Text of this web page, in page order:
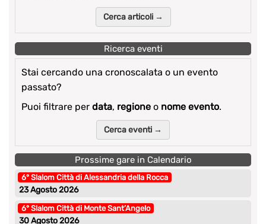
Cerca articoli →
Ricerca eventi
Stai cercando una cronoscalata o un evento
passato?
Puoi filtrare per data, regione o nome evento.
Cerca eventi →
Prossime gare in Calendario
6° Slalom Città di Alessandria della Rocca
23 Agosto 2026
6° Slalom Città di Monte Sant’Angelo
30 Agosto 2026